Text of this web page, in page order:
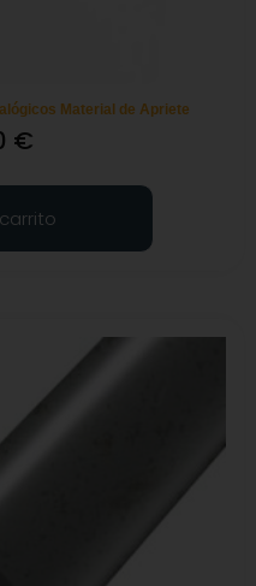
Material de Apriete
€